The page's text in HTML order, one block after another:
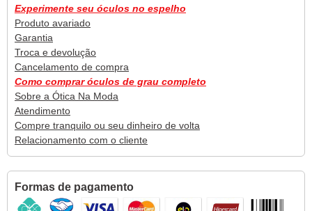
Experimente seu óculos no espelho
Produto avariado
Garantia
Troca e devolução
Cancelamento de compra
Como comprar óculos de grau completo
Sobre a Ótica Na Moda
Atendimento
Compre tranquilo ou seu dinheiro de volta
Relacionamento com o cliente
Formas de pagamento